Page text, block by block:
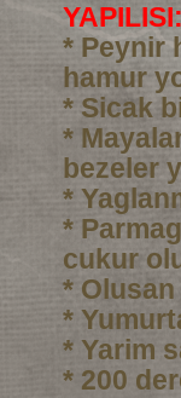
YAPILISI:
* Peynir
hamur
* Sicak
*
bezeler
*
*
cukur
*
*
* Yarim
* 200